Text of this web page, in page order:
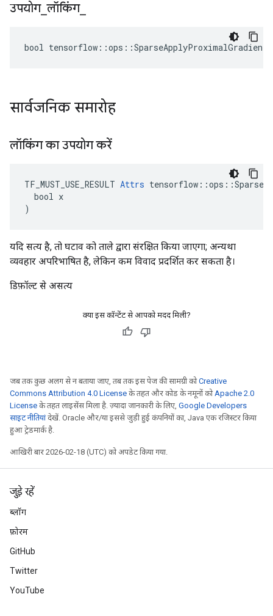
उपयोग_लॉकिंग_
bool
सार्वजनिक समारोह
लॉकिंग का उपयोग करें
TF_MUST_USE_RESULT Attrs
  bool x
)
यदि सत्य है, तो घटाव को ताले द्वारा संरक्षित किया जाएगा; अन्यथा
व्यवहार अपरिभाषित है, लेकिन कम विवाद प्रदर्शित कर सकता है।
डिफ़ॉल्ट से असत्य
क्या इस कॉन्टेंट से आपको मदद मिली?
जब तक कुछ अलग से न बताया जाए, तब तक इस पेज की सामग्री कोCreative
Commons Attribution 4.0 License के तहत और कोड के नमूनों कोApache 2.0
License के तहत लाइसेंस मिला है. ज़्यादा जानकारी के लिए, Google Developers
साइट नीतियांदेखें. Oracle और/या इससे जुड़ी हुई कंपनियों का, Java एक रजिस्टर किया
हुआ ट्रेडमार्क है.
आखिरी बार 2026-02-18 (UTC) को अपडेट किया गया.
जुड़े रहें
ब्लॉग
फ़ोरम
GitHub
Twitter
YouTube